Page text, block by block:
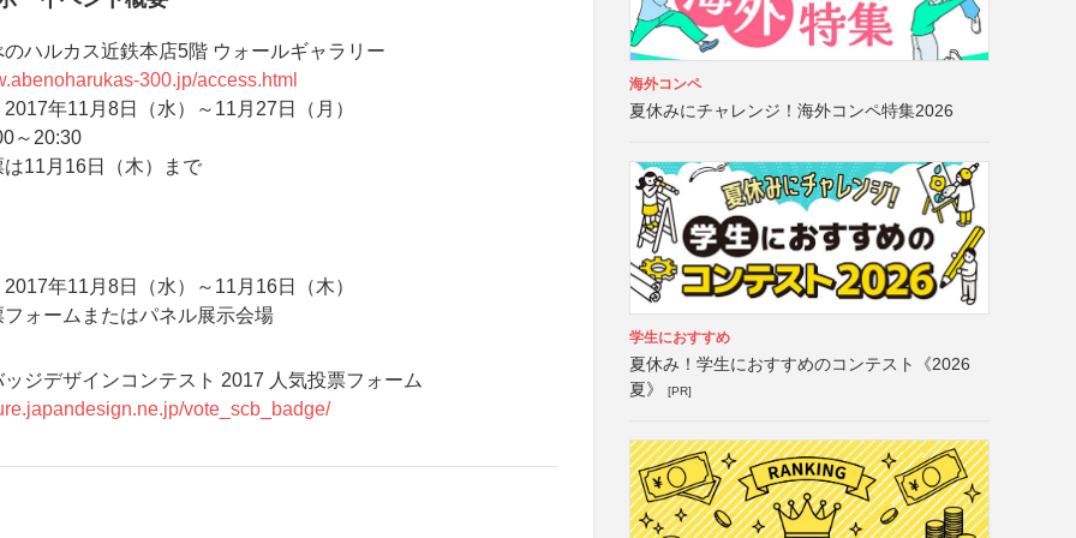
ハルカス近鉄本店5階 ウォールギャラリー
300.jp/access.html
年11月8日（水）～11月27日（月）
～20:30
11月16日（木）まで
年11月8日（水）～11月16日（木）
ォームまたはパネル展示会場
ジデザインコンテスト 2017 人気投票フォーム
vote_scb_badge/
海外コンペ
夏休みにチャレンジ！海外コンペ特集2026
学生におすすめ
夏休み！学生におすすめのコンテスト《2026
夏》
[PR]